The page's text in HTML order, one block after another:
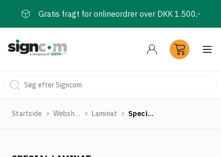
Gratis fragt for onlineordrer over DKK 1.500,-
Startside Webshop Laminat Special laminat